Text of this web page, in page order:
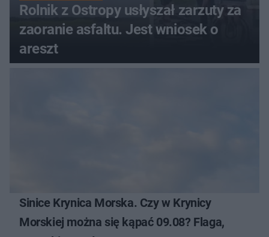
Rolnik z Ostropy usłyszał zarzuty za
zaoranie asfaltu. Jest wniosek o
areszt
Sinice Krynica Morska. Czy w Krynicy
Morskiej można się kąpać 09.08? Flaga,